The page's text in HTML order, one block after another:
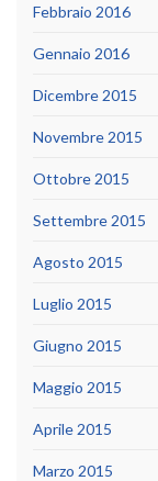
Febbraio 2016
Gennaio 2016
Dicembre 2015
Novembre 2015
Ottobre 2015
Settembre 2015
Agosto 2015
Luglio 2015
Giugno 2015
Maggio 2015
Aprile 2015
Marzo 2015